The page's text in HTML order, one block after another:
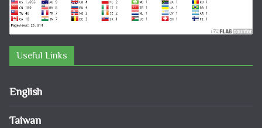
Useful Links
English
Taiwan